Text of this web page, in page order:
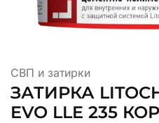
СВП и затирки
ЗАТИРКА
EVO LLE 235